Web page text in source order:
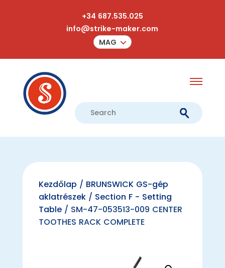
+34 687.535.025
info@strike-maker.com
MAG
Kezdőlap / BRUNSWICK GS-gép
aklatrészek/ Section F - Setting
Table/ SM-47-053513-009 CENTER
TOOTHES RACK COMPLETE